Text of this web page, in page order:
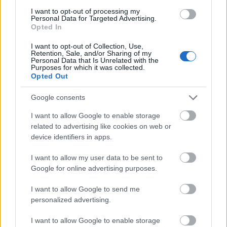
I want to opt-out of processing my
Personal Data for Targeted Advertising.
Opted In
I want to opt-out of Collection, Use,
Retention, Sale, and/or Sharing of my
Personal Data that Is Unrelated with the
Purposes for which it was collected.
Opted Out
Google consents
I want to allow Google to enable storage
related to advertising like cookies on web or
device identifiers in apps.
I want to allow my user data to be sent to
Google for online advertising purposes.
I want to allow Google to send me
personalized advertising.
I want to allow Google to enable storage
Habár a dráma mindvégig áthatja a történetet, a
fiatalkori időszakból mégis sugárzik az életöröm, a
királyi pár sugárzóan szerelmes és bizakodó volt,
hitték, hogy megváltoztathatják az országot, ketten
együtt legyőznek minden nehézséget.
Mohács árnyékában egy történet sohasem lehet
vidám, azonban mégis sikerült bemutatni azt a
boldogságot, amelyben a körülmények közepette is
élt a fiatal uralkodó pár, azonban ez nem mégsem
egy romantikus regény, sajnos a valóság egyre
inkább úrrá lesz a történeten. Sokféle szempontból
vizsgálja meg a szerző, hogy miként jutottunk el a
tragikus csatáig, milyen események vezettek odáig,
kik voltak a főszereplők a politikai játszmákban, és
sokféle új ismeretre tehetünk szert a korszakról.
Ugyanakkor van olyan szereplő is, akiről kiderül,
hogy korántsem volt olyan, mint amilyennek idáig
kiderül, hogy egyáltalán nem volt feddhetetlen hős,